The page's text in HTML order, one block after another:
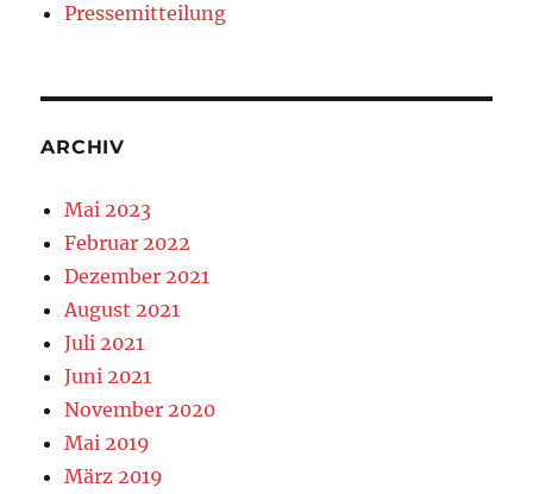
Pressemitteilung
ARCHIV
Mai 2023
Februar 2022
Dezember 2021
August 2021
Juli 2021
Juni 2021
November 2020
Mai 2019
März 2019